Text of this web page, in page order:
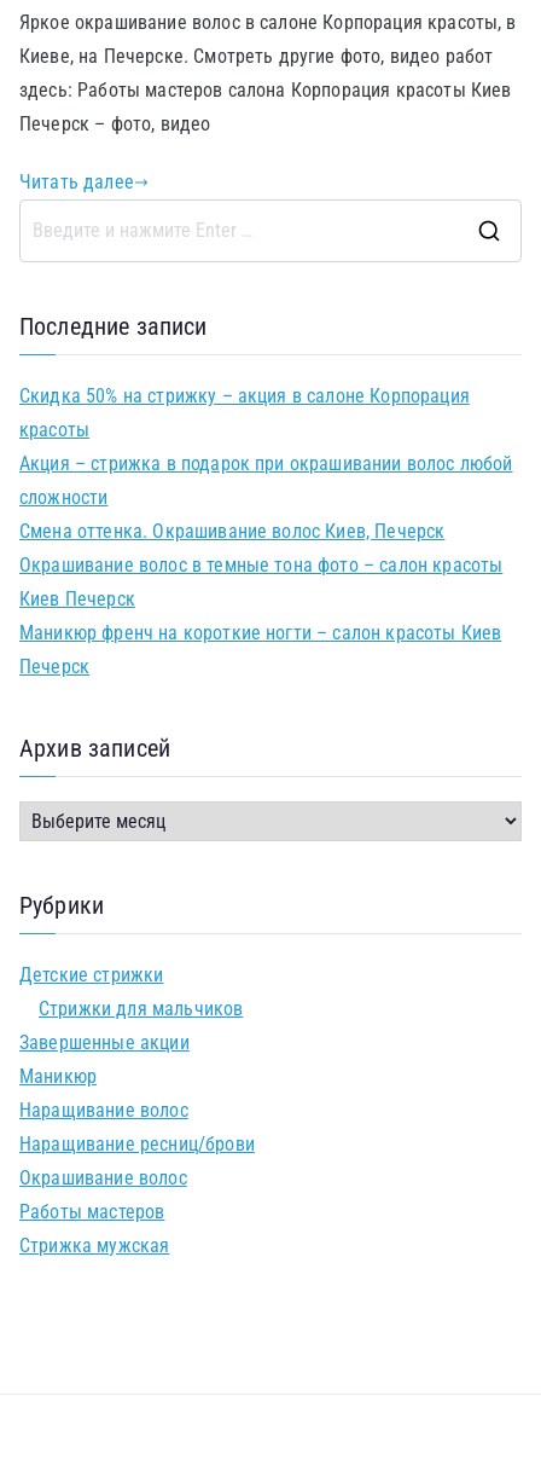
Яркое окрашивание волос в салоне Корпорация красоты, в
Киеве, на Печерске. Смотреть другие фото, видео работ
здесь: Работы мастеров салона Корпорация красоты Киев
Печерск – фото, видео
Читать далее
Последние записи
Скидка 50% на стрижку – акция в салоне Корпорация
красоты
Акция – стрижка в подарок при окрашивании волос любой
сложности
Смена оттенка. Окрашивание волос Киев, Печерск
Окрашивание волос в темные тона фото – салон красоты
Киев Печерск
Маникюр френч на короткие ногти – салон красоты Киев
Печерск
Архив записей
Рубрики
Детские стрижки
Стрижки для мальчиков
Завершенные акции
Маникюр
Наращивание волос
Наращивание ресниц/брови
Окрашивание волос
Работы мастеров
Стрижка мужская